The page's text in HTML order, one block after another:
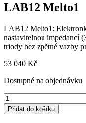
LAB12 Melto1
LAB12 Melto1:
nastavitelnou impedancí
triody bez zpětné vazby
53 040 Kč
Dostupné na objednávku
LAB12
Melto1
množství
Přidat do košíku